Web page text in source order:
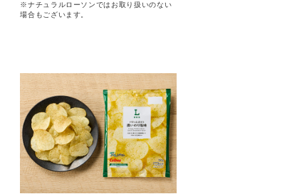
※ナチュラルローソンではお取り扱いのない
場合もございます。